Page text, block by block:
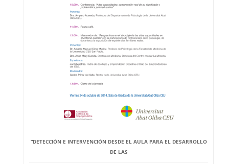
“DETECCIÓN E INTERVENCIÓN DESDE EL AULA PARA EL DESARROLLO
DE LAS